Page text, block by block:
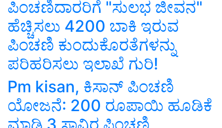
ಪಿಂಚಣಿದಾರರಿಗೆ "ಸುಲಭ ಜೀವನ"
ಹೆಚ್ಚಿಸಲು 4200 ಬಾಕಿ ಇರುವ
ಪಿಂಚಣಿ ಕುಂದುಕೊರತೆಗಳನ್ನು
ಪರಿಹರಿಸಲು ಇಲಾಖೆ ಗುರಿ!
Pm kisan, ಕಿಸಾನ್ ಪಿಂಚಣಿ
ಯೋಜನೆ: 200 ರೂಪಾಯಿ ಹೂಡಿಕೆ
ಮಾಡಿ 3 ಸಾವಿರ ಪಿಂಚಣಿ